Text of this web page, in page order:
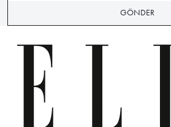
GÖNDER